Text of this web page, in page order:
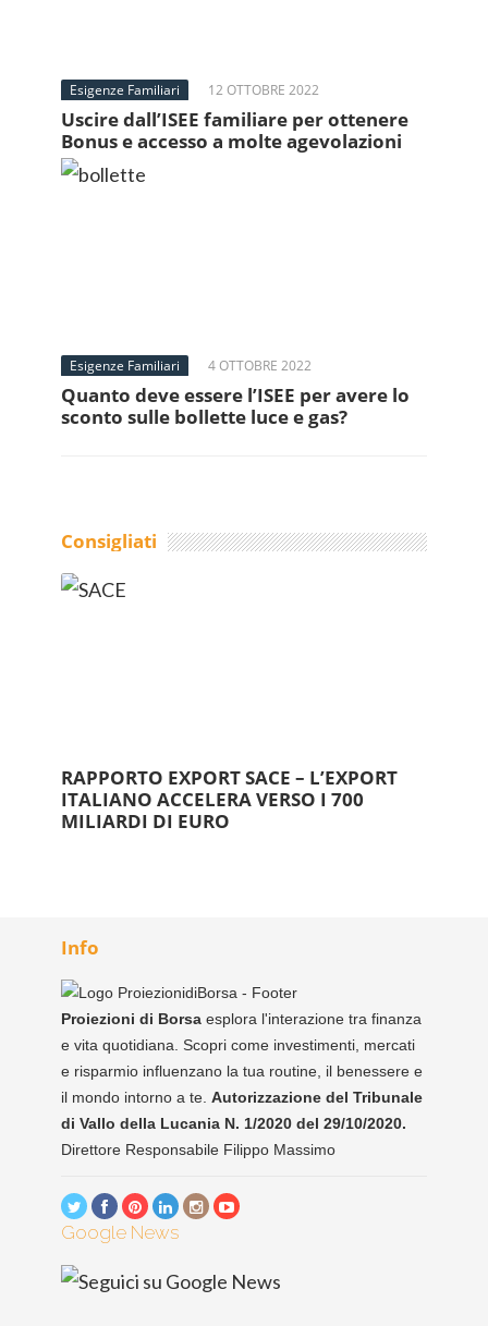
Esigenze Familiari 12 OTTOBRE 2022
Uscire dall’ISEE familiare per ottenere
Bonus e accesso a molte agevolazioni
Esigenze Familiari 4 OTTOBRE 2022
Quanto deve essere l’ISEE per avere lo
sconto sulle bollette luce e gas?
Consigliati
RAPPORTO EXPORT SACE – L’EXPORT
ITALIANO ACCELERA VERSO I 700
MILIARDI DI EURO
Info
Proiezioni di Borsa esplora l'interazione tra finanza
e vita quotidiana. Scopri come investimenti, mercati
e risparmio influenzano la tua routine, il benessere e
il mondo intorno a te. Autorizzazione del Tribunale
di Vallo della Lucania N. 1/2020 del 29/10/2020.
Direttore Responsabile Filippo Massimo
Google News